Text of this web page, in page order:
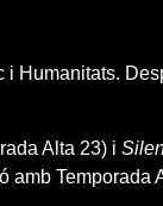
Humanitats.
Alta 23) i
amb Temporada